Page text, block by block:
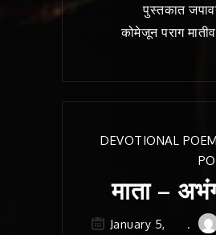
पुस्तकात
कोमेजून पराग
DEVOTIONAL
माता –
January 5,